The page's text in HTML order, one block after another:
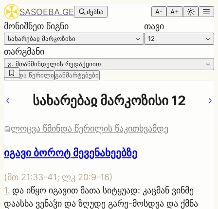
SASOEBA.GE ძებნა A- A+
მონიშნეთ წიგნი
სახარებაჲ მარკოზისი
თავი
12
თარგმანი
გ. მთაწმინდელის რედაქციით
წმინდა წერილი განმარტებები
სახარებაჲ მარკოზისი 12
ლოცვა წმინდა წერილის წაკითხვამდე
იგავი ბოროტ მევენახეებზე
(მთ 21:33-41; ლკ 20:9-16)
1. და იწყო იგავით მათა სიტყუად: კაცმან ვინმე
დაასხა ვენაჴი და ზღუდე გარე-მოსდვა და ქმნა